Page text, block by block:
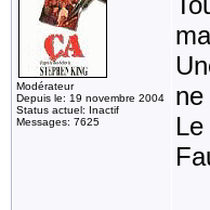
Modérateur
Depuis le: 19 novembre 2004
Status actuel: Inactif
Messages: 7625